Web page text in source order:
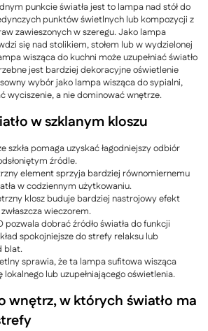
punkcie światła jest to lampa nad stół do
punktów świetlnych lub kompozycji z
zawieszonych w szeregu. Jako lampa
się nad stolikiem, stołem lub w wydzielonej
wisząca do kuchni może uzupełniać światło
jest bardziej dekoracyjne oświetlenie
wybór jako lampa wisząca do sypialni,
wyciszenie, a nie dominować wnętrze.
w szklanym kloszu
szkła pomaga uzyskać łagodniejszy odbiór
źródle.
element sprzyja bardziej równomiernemu
w codziennym użytkowaniu.
klosz buduje bardziej nastrojowy efekt
wieczorem.
pozwala dobrać źródło światła do funkcji
spokojniejsze do strefy relaksu lub
blat.
sprawia, że ta lampa sufitowa wisząca
lokalnego lub uzupełniającego oświetlenia.
wnętrz, w których światło ma